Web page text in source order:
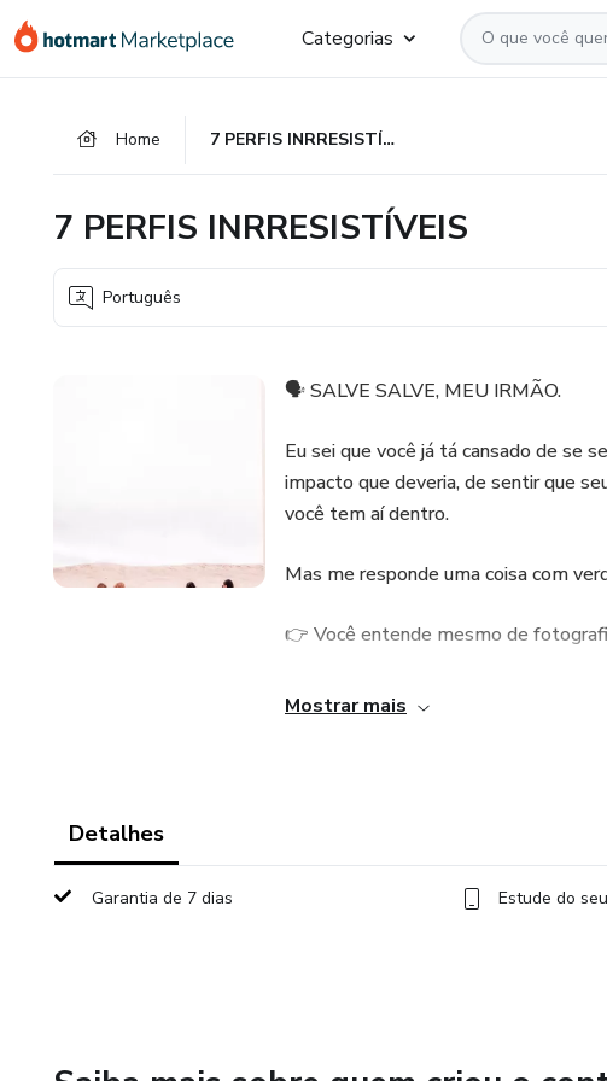
para
para
para
Categorias
Home 7 PERFIS INRRESISTÍVEIS
7 PERFIS INRRESISTÍVEIS
Português
🗣️ SALVE SALVE, MEU IRMÃO.
Eu sei que você já tá cansado de se
impacto que deveria, de sentir que
você tem aí dentro.
Mas me responde uma coisa com
👉 Você entende mesmo de
👉 Sabe como usar a luz a seu favor?
E é por isso que esse grupo existe.
Mostrar mais
Detalhes
Garantia de 7 dias Estude do